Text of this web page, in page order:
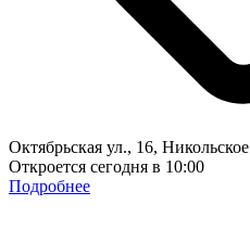
Октябрьская ул., 16, Никольское
Откроется сегодня в 10:00
Подробнее